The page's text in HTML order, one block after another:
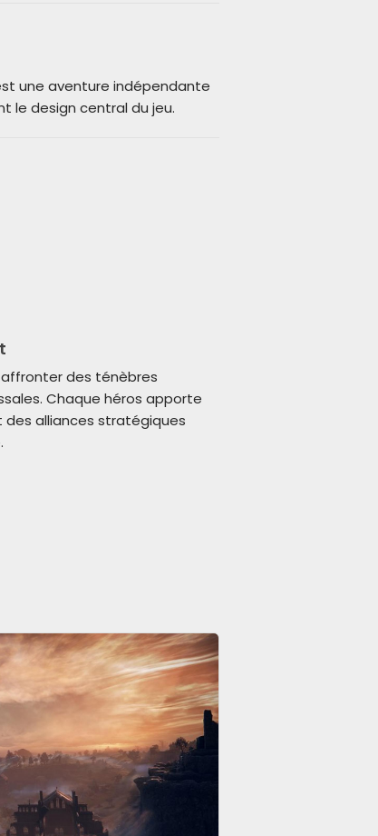
est une aventure indépendante
le design central du jeu.
affronter des ténèbres
Chaque héros apporte
alliances stratégiques